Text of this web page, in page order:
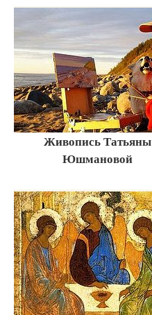
Живопись Татьяны
Юшмановой